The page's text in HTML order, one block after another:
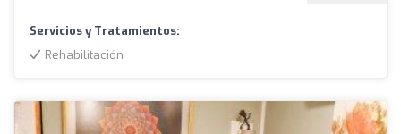
Servicios y Tratamientos:
Rehabilitación